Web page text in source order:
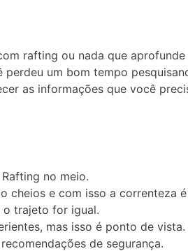
rafting ou nada que
um bom tempo
as informações que você
no meio.
cheios e com isso a correnteza
o trajeto for igual.
mas isso é ponto de
de segurança.